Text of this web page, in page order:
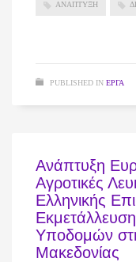
ΑΝΑΠΤΥΞΗ
PUBLISHED IN ΈΡΓΑ
Ανάπτυξη
Αγροτικές
Ελληνικής
Υποδομών
Μακεδονίας